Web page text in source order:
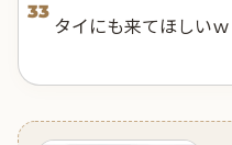
33
タイにも来てほしいｗ